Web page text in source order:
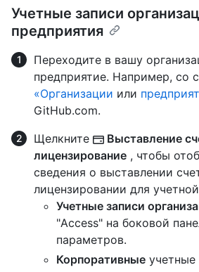
Учетные записи
предприятия
Переходите в вашу
предприятие. Например, со
«Организации или
GitHub.com.
Щелкните
Выставление
лицензирование , чтобы
сведения о выставлении
лицензировании для
Учетные записи
"Access" на боковой
параметров.
Корпоративные учетные